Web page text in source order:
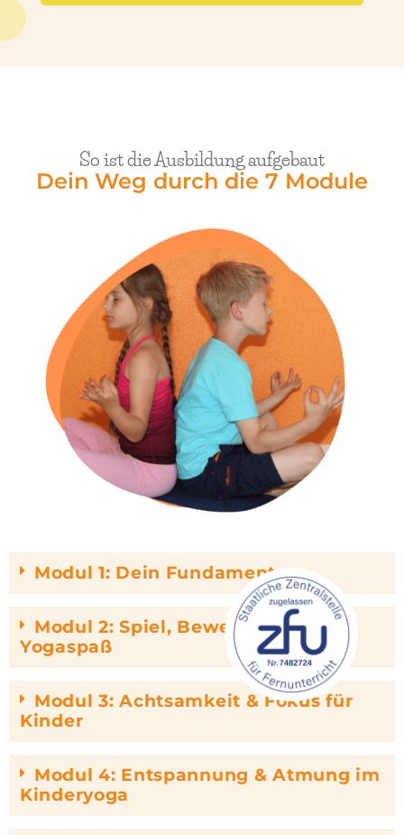
So ist die Ausbildung aufgebaut
Dein Weg durch die 7 Module
Modul 1: Dein Fundament
Modul 2: Spiel, Bewegung &
Yogaspaß
Modul 3: Achtsamkeit & Fokus für
Kinder
Modul 4: Entspannung & Atmung im
Kinderyoga